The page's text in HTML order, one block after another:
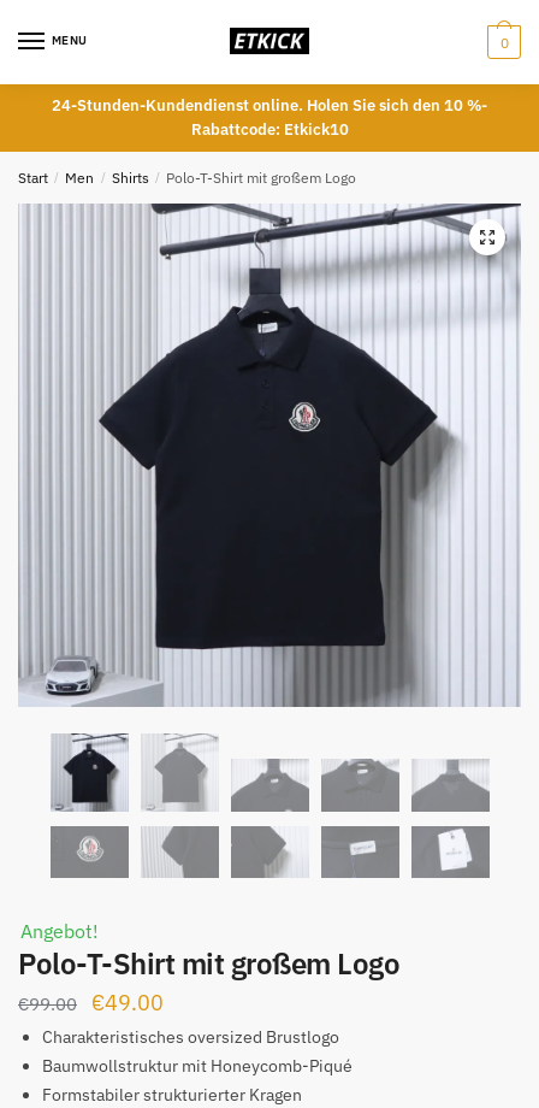
MENU 0
24-Stunden-Kundendienst online. Holen Sie sich den 10 %-
Rabattcode: Etkick10
Start / Men / Shirts / Polo-T-Shirt mit großem Logo
Angebot!
Polo-T-Shirt mit großem Logo
€99.00
Ursprünglicher
Preis
war:
€99.00
€49.00
Preis
ist:
€49.00.
Charakteristisches oversized Brustlogo
Baumwollstruktur mit Honeycomb-Piqué
Formstabiler strukturierter Kragen